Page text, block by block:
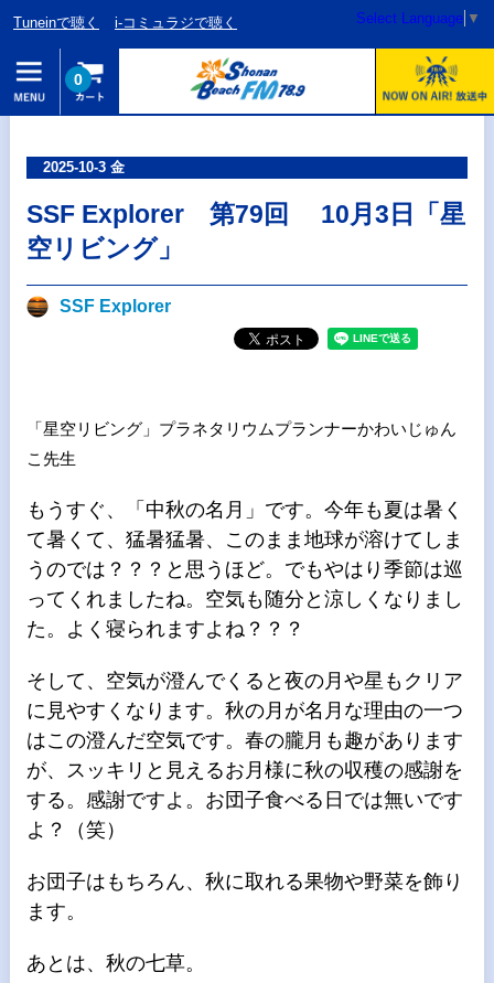
Tuneinで聴く i-コミュラジで聴く Select Language ▼
0
2025-10-3 金
SSF Explorer 第79回 10月3日「星
空リビング」
SSF Explorer
「星空リビング」プラネタリウムプランナーかわいじゅん
こ先生
もうすぐ、「中秋の名月」です。今年も夏は暑く
て暑くて、猛暑猛暑、このまま地球が溶けてしま
うのでは？？？と思うほど。でもやはり季節は巡
ってくれましたね。空気も随分と涼しくなりまし
た。よく寝られますよね？？？
そして、空気が澄んでくると夜の月や星もクリア
に見やすくなります。秋の月が名月な理由の一つ
はこの澄んだ空気です。春の朧月も趣があります
が、スッキリと見えるお月様に秋の収穫の感謝を
する。感謝ですよ。お団子食べる日では無いです
よ？（笑）
お団子はもちろん、秋に取れる果物や野菜を飾り
ます。
あとは、秋の七草。